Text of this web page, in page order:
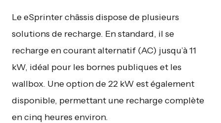
Le eSprinter châssis dispose de plusieurs
solutions de recharge. En standard, il se
recharge en courant alternatif (AC) jusqu’à 11
kW, idéal pour les bornes publiques et les
wallbox. Une option de 22 kW est également
disponible, permettant une recharge complète
en cinq heures environ.